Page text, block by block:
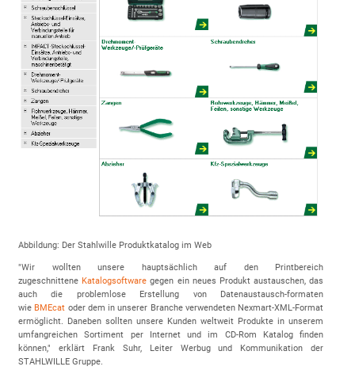
Abbildung: Der Stahlwille Produktkatalog im Web
"Wir wollten unsere hauptsächlich auf den Printbereich
zugeschnittene Katalogsoftware gegen ein neues Produkt austauschen, das
auch die problemlose Erstellung von Datenaustausch-formaten
wie BMEcat oder dem in unserer Branche verwendeten Nexmart-XML-Format
ermöglicht. Daneben sollten unsere Kunden weltweit Produkte in unserem
umfangreichen Sortiment per Internet und im CD-Rom Katalog finden
können," erklärt Frank Suhr, Leiter Werbug und Kommunikation der
STAHLWILLE Gruppe.